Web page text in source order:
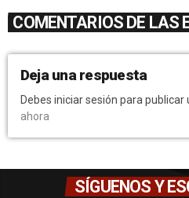
COMENTARIOS DE LAS
Deja una respuesta
Debes iniciar sesión para publicar
ahora
SÍGUENOS Y